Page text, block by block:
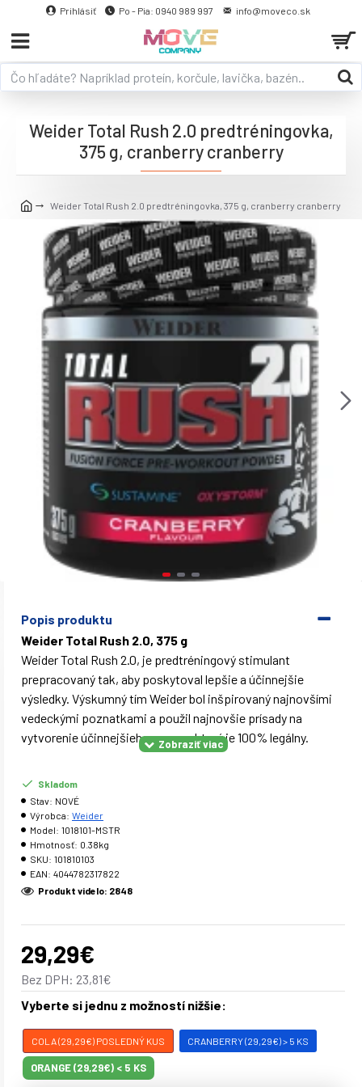
Prihlásiť Po - Pia: 0940 989 997 info@moveco.sk
Weider Total Rush 2.0 predtréningovka, 375 g, cranberry cranberry
Weider Total Rush 2.0 predtréningovka,
375 g, cranberry cranberry
Popis produktu
Weider Total Rush 2.0, 375 g
Weider Total Rush 2.0, je predtréningový stimulant
prepracovaný tak, aby poskytoval lepšie a účinnejšie
výsledky. Výskumný tím Weider bol inšpirovaný najnovšími
vedeckými poznatkami a použil najnovšie prísady na
vytvorenie účinnejšieho vzorca, ktorý je 100% legálny.
Hmotnosť
Počet dávok
Forma produktu
Obsah kofeínu v dávke
Weider Total Rush 2.0
prepracovaný tak, aby poskytoval lepšie a účinnejšie
výsledky. Výskumný tím Weider bol inšpirovaný najnovšími
vedeckými poznatkami a použil najnovšie prísady na
29,29€
Bez DPH: 23,81€
Skladom
Stav: NOVÉ
Výrobca: Weider
Model: 1018101-MSTR
Hmotnosť: 0.38kg
SKU: 101810103
EAN: 4044782317822
Produkt videlo: 2848
Vyberte si jednu z možností nižšie:
COLA (29,29€) POSLEDNÝ KUS CRANBERRY (29,29€) > 5 KS
ORANGE (29,29€) < 5 KS